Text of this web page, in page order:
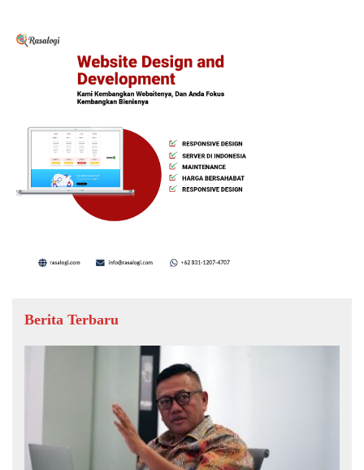
Berita Terbaru